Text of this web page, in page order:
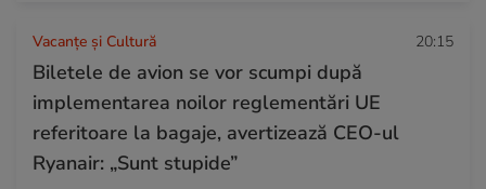
Vacanțe și Cultură 20:15
Biletele de avion se vor scumpi după
implementarea noilor reglementări UE
referitoare la bagaje, avertizează CEO-ul
Ryanair: „Sunt stupide”